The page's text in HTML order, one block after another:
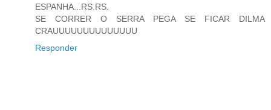
ESPANHA...RS.RS.
SE CORRER O SERRA PEGA SE FICAR DILMA
CRAUUUUUUUUUUUUUU
Responder